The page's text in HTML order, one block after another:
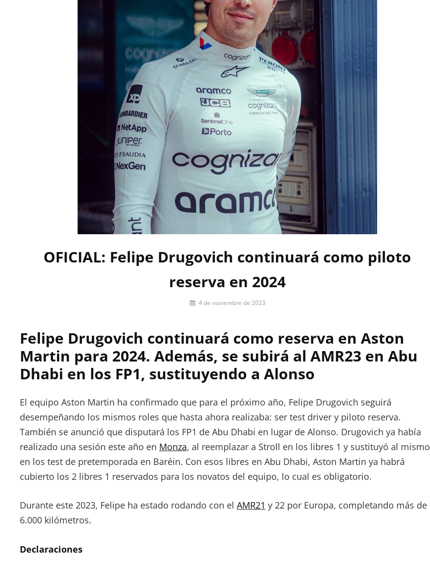
OFICIAL: Felipe Drugovich continuará como piloto
reserva en 2024
Por 4 de noviembre de 2023
Felipe Drugovich continuará como reserva en Aston
Martin para 2024. Además, se subirá al AMR23 en Abu
Dhabi en los FP1, sustituyendo a Alonso
El equipo Aston Martin ha confirmado que para el próximo año, Felipe Drugovich seguirá
desempeñando los mismos roles que hasta ahora realizaba: ser test driver y piloto reserva.
También se anunció que disputará los FP1 de Abu Dhabi en lugar de Alonso. Drugovich ya había
realizado una sesión este año en Monza, al reemplazar a Stroll en los libres 1 y sustituyó al mismo
en los test de pretemporada en Baréin. Con esos libres en Abu Dhabi, Aston Martin ya habrá
cubierto los 2 libres 1 reservados para los novatos del equipo, lo cual es obligatorio.
Durante este 2023, Felipe ha estado rodando con el AMR21 y 22 por Europa, completando más de
6.000 kilómetros.
Declaraciones